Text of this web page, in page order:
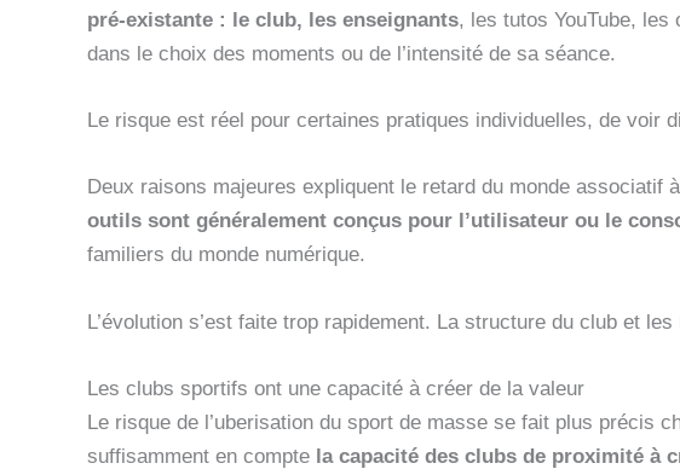
pré-existante : le club, les enseignants, les tutos YouTube,
dans le choix des moments ou de l’intensité de sa séance.
Le risque est réel pour certaines pratiques individuelles, de voir
Deux raisons majeures expliquent le retard du monde associatif
outils sont généralement conçus pour l’utilisateur ou le
familiers du monde numérique.
L’évolution s’est faite trop rapidement. La structure du club et
Les clubs sportifs ont une capacité à créer de la valeur
Le risque de l’uberisation du sport de masse se fait plus précis
suffisamment en compte la capacité des clubs de proximité à